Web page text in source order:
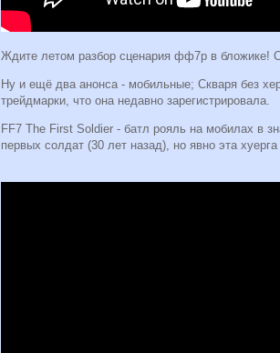
Ждите летом разбор сценария фф7р в бложике!
Ну и ещё два анонса - мобильные; Скваря без
трейдмарки, что она недавно зарегистрировала.
FF7 The First Soldier - батл рояль на мобилах в
первых солдат (30 лет назад), но явно эта